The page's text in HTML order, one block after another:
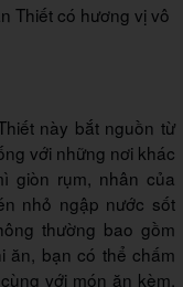
Thiết có hương vị vô
này bắt nguồn từ
với những nơi khác
giòn rụm, nhân của
nhỏ ngập nước sốt
thường bao gồm
ăn, bạn có thể chấm
với món ăn kèm.